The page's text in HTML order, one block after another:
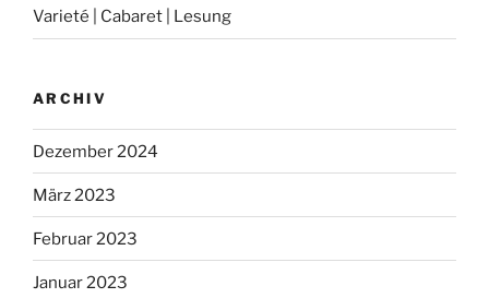
Varieté | Cabaret | Lesung
ARCHIV
Dezember 2024
März 2023
Februar 2023
Januar 2023